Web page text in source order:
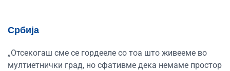
Србија
„Отсекогаш сме се гордееле со тоа што живееме во
мултиетнички град, но сфативме дека немаме простор